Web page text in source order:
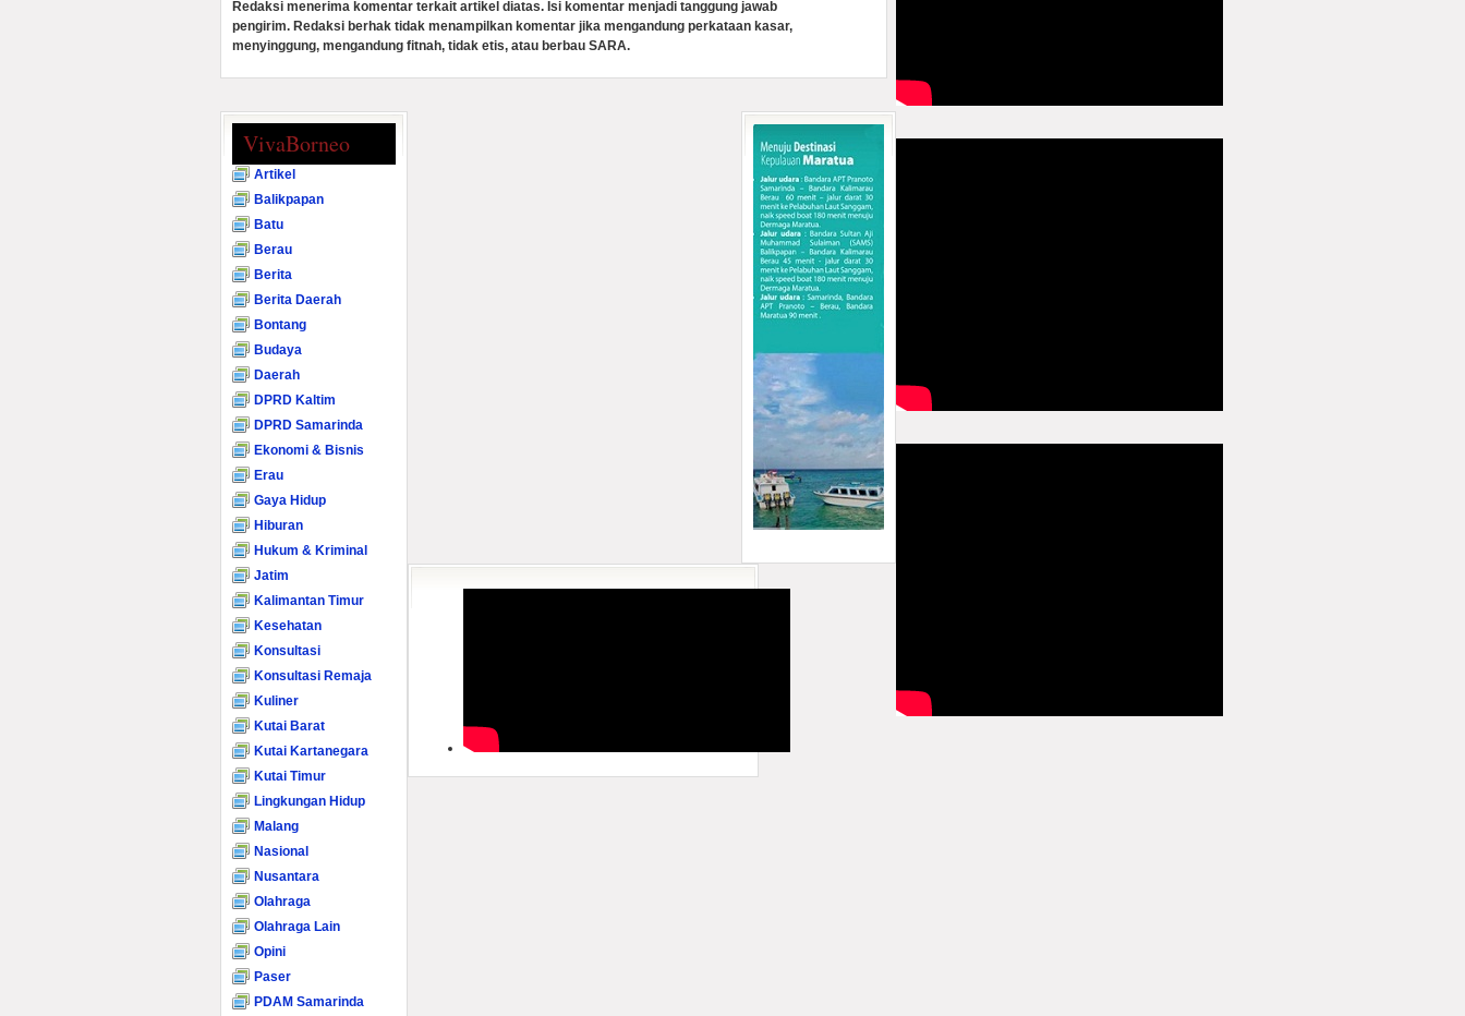
Redaksi menerima komentar terkait artikel diatas. Isi komentar menjadi tanggung jawab
pengirim. Redaksi berhak tidak menampilkan komentar jika mengandung perkataan kasar,
menyinggung, mengandung fitnah, tidak etis, atau berbau SARA.
VivaBorneo
Artikel
Balikpapan
Batu
Berau
Berita
Berita Daerah
Bontang
Budaya
Daerah
DPRD Kaltim
DPRD Samarinda
Ekonomi & Bisnis
Erau
Gaya Hidup
Hiburan
Hukum & Kriminal
Jatim
Kalimantan Timur
Kesehatan
Konsultasi
Konsultasi Remaja
Kuliner
Kutai Barat
Kutai Kartanegara
Kutai Timur
Lingkungan Hidup
Malang
Nasional
Nusantara
Olahraga
Olahraga Lain
Opini
Paser
PDAM Samarinda